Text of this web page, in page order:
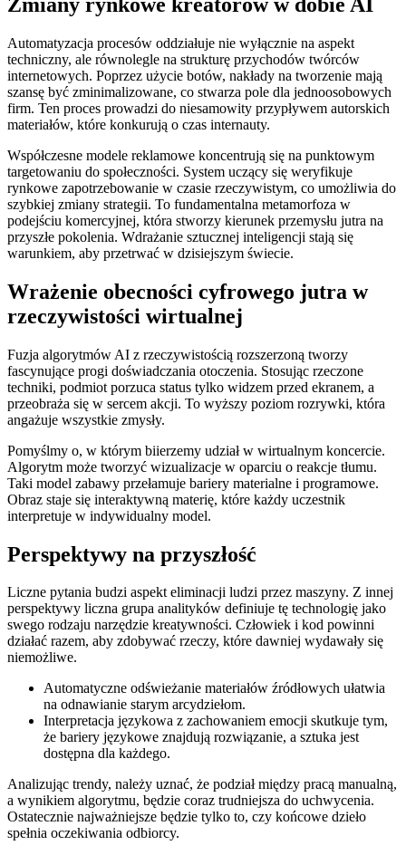
Automatyzacja procesów oddziałuje nie wyłącznie na aspekt
techniczny, ale równolegle na strukturę przychodów twórców
internetowych. Poprzez użycie botów, nakłady na tworzenie mają
szansę być zminimalizowane, co stwarza pole dla jednoosobowych
firm. Ten proces prowadzi do niesamowity przypływem autorskich
materiałów, które konkurują o czas internauty.
Współczesne modele reklamowe koncentrują się na punktowym
targetowaniu do społeczności. System uczący się weryfikuje
rynkowe zapotrzebowanie w czasie rzeczywistym, co umożliwia do
szybkiej zmiany strategii. To fundamentalna metamorfoza w
podejściu komercyjnej, która stworzy kierunek przemysłu jutra na
przyszłe pokolenia. Wdrażanie sztucznej inteligencji stają się
warunkiem, aby przetrwać w dzisiejszym świecie.
Wrażenie obecności cyfrowego jutra w
rzeczywistości wirtualnej
Fuzja algorytmów AI z rzeczywistością rozszerzoną tworzy
fascynujące progi doświadczania otoczenia. Stosując rzeczone
techniki, podmiot porzuca status tylko widzem przed ekranem, a
przeobraża się w sercem akcji. To wyższy poziom rozrywki, która
angażuje wszystkie zmysły.
Pomyślmy o, w którym biierzemy udział w wirtualnym koncercie.
Algorytm może tworzyć wizualizacje w oparciu o reakcje tłumu.
Taki model zabawy przełamuje bariery materialne i programowe.
Obraz staje się interaktywną materię, które każdy uczestnik
interpretuje w indywidualny model.
Perspektywy na przyszłość
Liczne pytania budzi aspekt eliminacji ludzi przez maszyny. Z innej
perspektywy liczna grupa analityków definiuje tę technologię jako
swego rodzaju narzędzie kreatywności. Człowiek i kod powinni
działać razem, aby zdobywać rzeczy, które dawniej wydawały się
niemożliwe.
Automatyczne odświeżanie materiałów źródłowych ułatwia
na odnawianie starym arcydziełom.
Interpretacja językowa z zachowaniem emocji skutkuje tym,
że bariery językowe znajdują rozwiązanie, a sztuka jest
dostępna dla każdego.
Analizując trendy, należy uznać, że podział między pracą manualną,
a wynikiem algorytmu, będzie coraz trudniejsza do uchwycenia.
Ostatecznie najważniejsze będzie tylko to, czy końcowe dzieło
spełnia oczekiwania odbiorcy.